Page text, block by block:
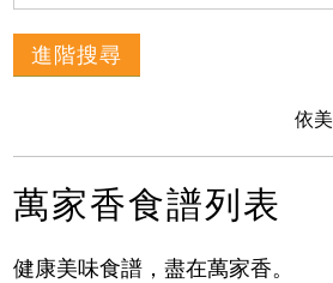
依
萬家香食譜列表
健康美味食譜，盡在萬家香。